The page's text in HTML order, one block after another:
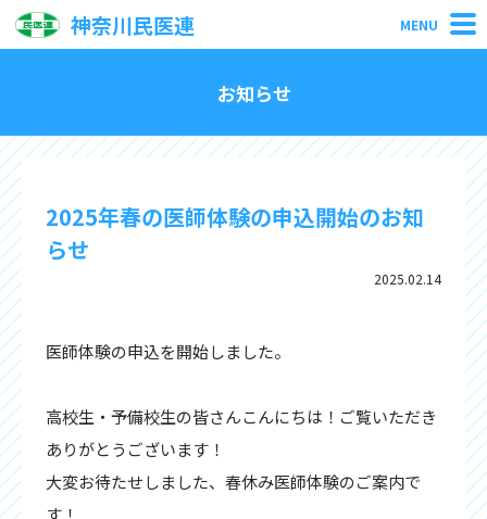
神奈川民医連 MENU
お知らせ
2025年春の医師体験の申込開始のお知
らせ
2025.02.14
医師体験の申込を開始しました。
高校生・予備校生の皆さんこんにちは！ご覧いただき
ありがとうございます！
大変お待たせしました、春休み医師体験のご案内で
す！